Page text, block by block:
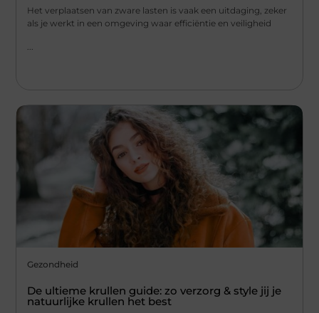
Het verplaatsen van zware lasten is vaak een uitdaging, zeker
als je werkt in een omgeving waar efficiëntie en veiligheid
Gezondheid
De ultieme krullen guide: zo verzorg & style jij je
natuurlijke krullen het best